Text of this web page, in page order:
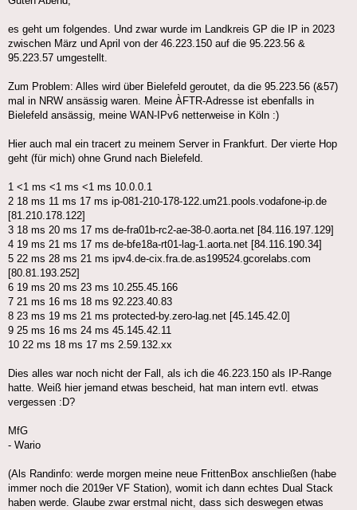
es geht um folgendes. Und zwar wurde im Landkreis GP die IP in 2023
zwischen März und April von der 46.223.150 auf die 95.223.56 &
95.223.57 umgestellt.
Zum Problem: Alles wird über Bielefeld geroutet, da die 95.223.56 (&57)
mal in NRW ansässig waren. Meine ÀFTR-Adresse ist ebenfalls in
Bielefeld ansässig, meine WAN-IPv6 netterweise in Köln :)
Hier auch mal ein tracert zu meinem Server in Frankfurt. Der vierte Hop
geht (für mich) ohne Grund nach Bielefeld.
1 <1 ms <1 ms <1 ms 10.0.0.1
2 18 ms 11 ms 17 ms ip-081-210-178-122.um21.pools.vodafone-ip.de
[81.210.178.122]
3 18 ms 20 ms 17 ms de-fra01b-rc2-ae-38-0.aorta.net [84.116.197.129]
4 19 ms 21 ms 17 ms de-bfe18a-rt01-lag-1.aorta.net [84.116.190.34]
5 22 ms 28 ms 21 ms ipv4.de-cix.fra.de.as199524.gcorelabs.com
[80.81.193.252]
6 19 ms 20 ms 23 ms 10.255.45.166
7 21 ms 16 ms 18 ms 92.223.40.83
8 23 ms 19 ms 21 ms protected-by.zero-lag.net [45.145.42.0]
9 25 ms 16 ms 24 ms 45.145.42.11
10 22 ms 18 ms 17 ms 2.59.132.xx
Dies alles war noch nicht der Fall, als ich die 46.223.150 als IP-Range
hatte. Weiß hier jemand etwas bescheid, hat man intern evtl. etwas
vergessen :D?
MfG
- Wario
(Als Randinfo: werde morgen meine neue FrittenBox anschließen (habe
immer noch die 2019er VF Station), womit ich dann echtes Dual Stack
haben werde. Glaube zwar erstmal nicht, dass sich deswegen etwas